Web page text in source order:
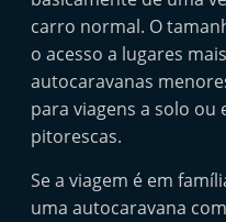
carro normal. O
o acesso a lugares
autocaravanas
para viagens a solo ou
pitorescas.
Se a viagem é em
uma autocaravana